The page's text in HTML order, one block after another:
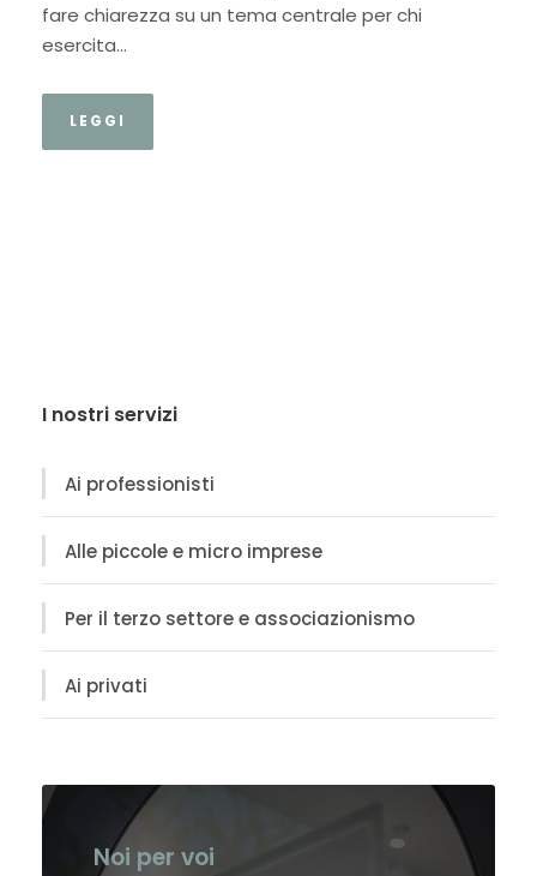
fare chiarezza su un tema centrale per chi
esercita...
LEGGI
I nostri servizi
Ai professionisti
Alle piccole e micro imprese
Per il terzo settore e associazionismo
Ai privati
Noi per voi